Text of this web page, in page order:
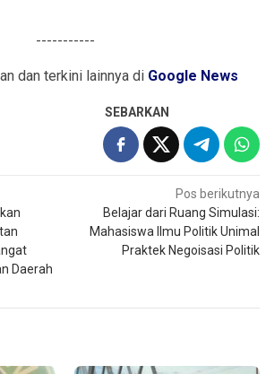
-----------
dan terkini lainnya di Google News
SEBARKAN
Daerah
Pos berikutnya
Belajar dari Ruang Simulasi:
Mahasiswa Ilmu Politik Unimal
Praktek Negoisasi Politik